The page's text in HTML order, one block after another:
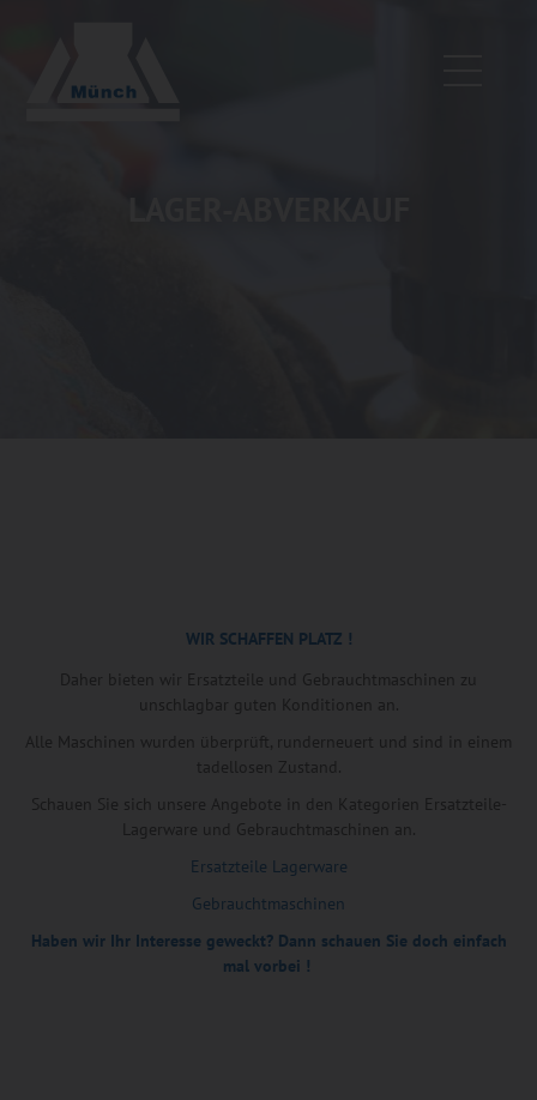
WIR SCHAFFEN PLATZ !
Daher bieten wir Ersatzteile und Gebrauchtmaschinen zu
unschlagbar guten Konditionen an.
Alle Maschinen wurden überprüft, runderneuert und sind in einem
tadellosen Zustand.
Schauen Sie sich unsere Angebote in den Kategorien Ersatzteile-
Lagerware und Gebrauchtmaschinen an.
Ersatzteile Lagerware
Gebrauchtmaschinen
Haben wir Ihr Interesse geweckt? Dann schauen Sie doch einfach
mal vorbei !